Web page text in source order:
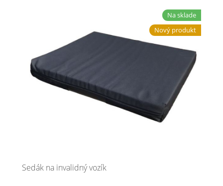
Na sklade
Nový produkt
Sedák na invalidný vozík